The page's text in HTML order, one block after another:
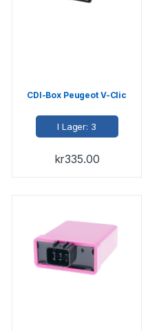
CDI-Box Peugeot V-Clic
I Lager: 3
kr335.00